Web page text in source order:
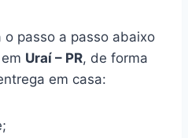
o passo a passo abaixo
Uraí – PR, de forma
em casa: